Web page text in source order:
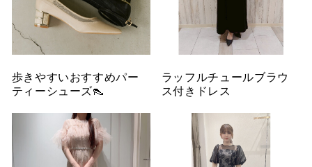
歩きやすいおすすめパー
ティーシューズ👠
ラッフルチュールブラウ
ス付きドレス